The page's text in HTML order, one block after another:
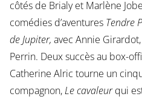
côtés de Brialy et Marlène
comédies d’aventures Tendre
de Jupiter, avec Annie
Perrin. Deux succès au box-
Catherine Alric tourne un
compagnon,Le cavaleurqui